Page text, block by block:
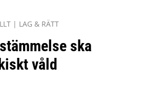
| LAG & RÄTT
ska
våld